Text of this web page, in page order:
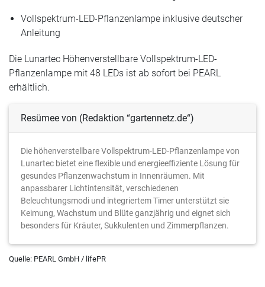
Vollspektrum-LED-Pflanzenlampe inklusive deutscher
Anleitung
Die Lunartec Höhenverstellbare Vollspektrum-LED-
Pflanzenlampe mit 48 LEDs ist ab sofort bei PEARL
erhältlich.
Resümee von (Redaktion “gartennetz.de“)
Die höhenverstellbare Vollspektrum-LED-Pflanzenlampe von
Lunartec bietet eine flexible und energieeffiziente Lösung für
gesundes Pflanzenwachstum in Innenräumen. Mit
anpassbarer Lichtintensität, verschiedenen
Beleuchtungsmodi und integriertem Timer unterstützt sie
Keimung, Wachstum und Blüte ganzjährig und eignet sich
besonders für Kräuter, Sukkulenten und Zimmerpflanzen.
Quelle: PEARL GmbH / lifePR